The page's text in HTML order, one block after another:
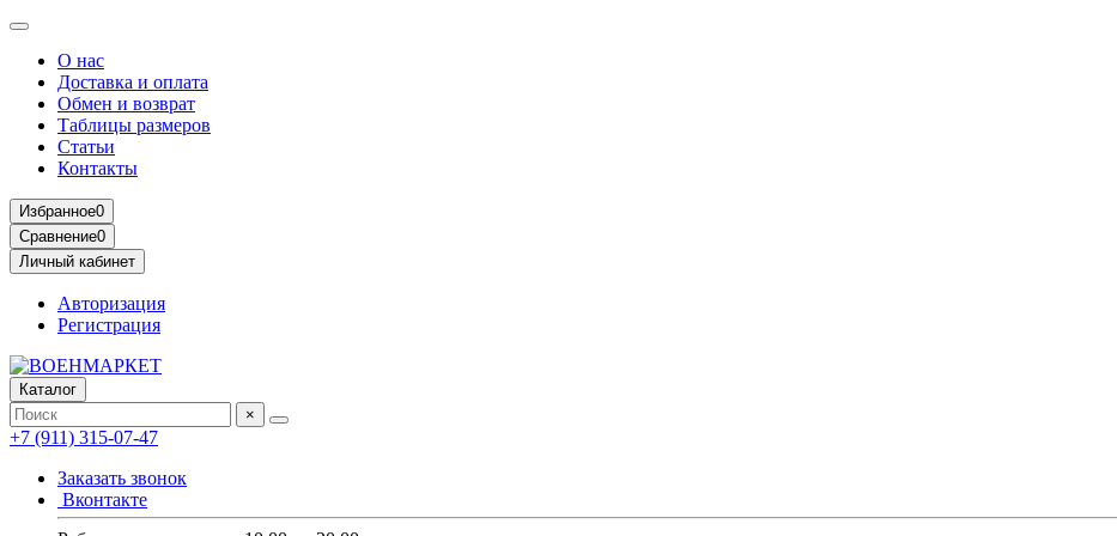
О нас
Доставка и оплата
Обмен и возврат
Таблицы размеров
Статьи
Контакты
Избранное0
Сравнение0
Личный кабинет
Авторизация
Регистрация
Каталог
×
+7 (911) 315-07-47
Заказать звонок
Вконтакте